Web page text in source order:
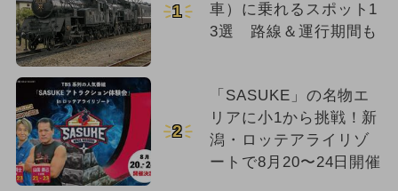
1
車）に乗れるスポット1
3選 路線＆運行期間も
2
「SASUKE」の名物エ
リアに小1から挑戦！新
潟・ロッテアライリゾ
ートで8月20〜24日開催